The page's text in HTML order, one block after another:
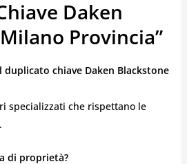
Daken
Provincia”
chiave Daken Blackstone
specializzati che rispettano le
di proprietà?